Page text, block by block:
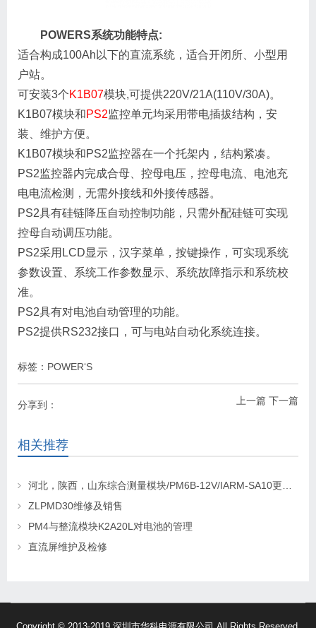
POWERS系统功能特点:
适合构成100Ah以下的直流系统，适合开闭所、小型用
户站。
可安装3个K1B07模块,可提供220V/21A(110V/30A)。
K1B07模块和PS2监控单元均采用带电插拔结构，安
装、维护方便。
K1B07模块和PS2监控器在一个托架内，结构紧凑。
PS2监控器内完成合母、控母电压，控母电流、电池充
电电流检测，无需外接线和外接传感器。
PS2具有硅链降压自动控制功能，只需外配硅链可实现
控母自动调压功能。
PS2采用LCD显示，汉字菜单，按键操作，可实现系统
参数设置、系统工作参数显示、系统故障指示和系统校
准。
PS2具有对电池自动管理的功能。
PS2提供RS232接口，可与电站自动化系统连接。
标签： POWER‘S
上一篇 下一篇
分享到：
相关推荐
河北，陕西，山东综合测量模块/PM6B-12V/IARM-SA10更换及维修
ZLPMD30维修及销售
PM4与整流模块K2A20L对电池的管理
直流屏维护及检修